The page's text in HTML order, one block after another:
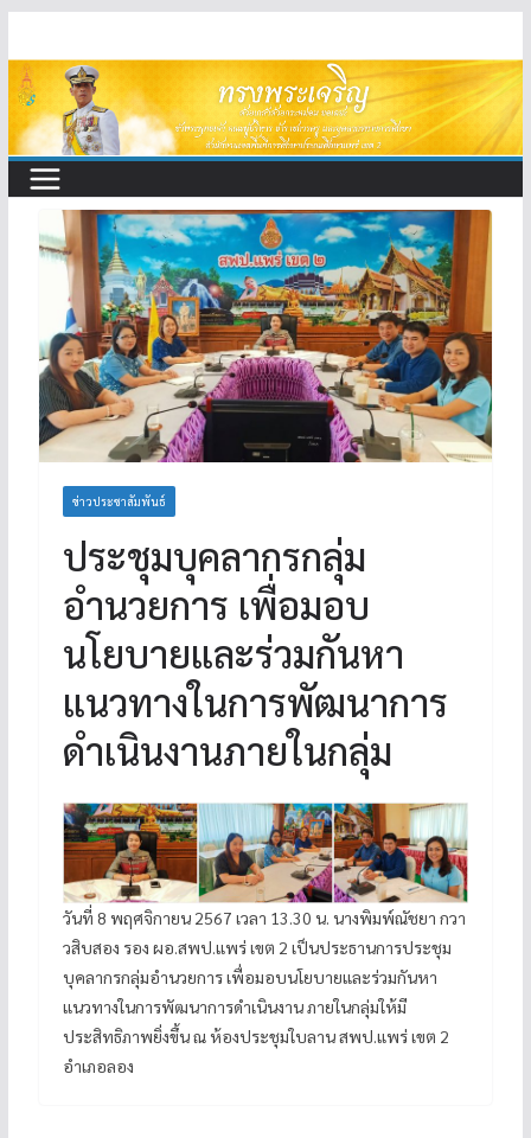
to
content
ข่าวประชาสัมพันธ์
ประชุมบุคลากรกลุ่ม
อำนวยการ เพื่อมอบ
นโยบายและร่วมกันหา
แนวทางในการพัฒนาการ
ดำเนินงานภายในกลุ่ม
วันที่ 8 พฤศจิกายน 2567 เวลา 13.30 น. นางพิมพ์ณัชยา กวา
วสิบสอง รอง ผอ.สพป.แพร่ เขต 2 เป็นประธานการประชุม
บุคลากรกลุ่มอำนวยการ เพื่อมอบนโยบายและร่วมกันหา
แนวทางในการพัฒนาการดำเนินงาน ภายในกลุ่มให้มี
ประสิทธิภาพยิ่งขึ้น ณ ห้องประชุมใบลาน สพป.แพร่ เขต 2
อำเภอลอง